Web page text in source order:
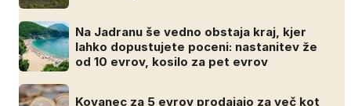
Na Jadranu še vedno obstaja kraj, kjer
lahko dopustujete poceni: nastanitev že
od 10 evrov, kosilo za pet evrov
Kovanec za 5 evrov prodajajo za več kot